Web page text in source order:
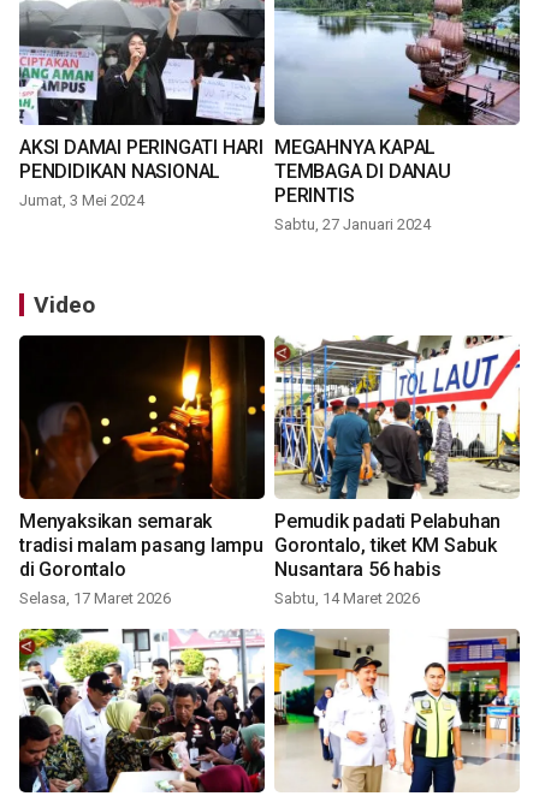
AKSI DAMAI PERINGATI HARI
PENDIDIKAN NASIONAL
Jumat, 3 Mei 2024
MEGAHNYA KAPAL
TEMBAGA DI DANAU
PERINTIS
Sabtu, 27 Januari 2024
Video
Menyaksikan semarak
tradisi malam pasang lampu
di Gorontalo
Selasa, 17 Maret 2026
Pemudik padati Pelabuhan
Gorontalo, tiket KM Sabuk
Nusantara 56 habis
Sabtu, 14 Maret 2026